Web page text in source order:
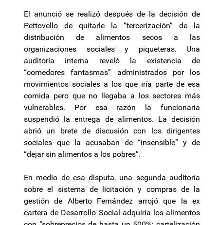
El anunció se realizó después de la decisión de
Pettovello de quitarle la “tercerización” de la
distribución de alimentos secos a las
organizaciones sociales y piqueteras. Una
auditoría interna reveló la existencia de
“comedores fantasmas” administrados por los
movimientos sociales a los que iría parte de esa
comida pero que no llegaba a los sectores más
vulnerables. Por esa razón la funcionaria
suspendió la entrega de alimentos. La decisión
abrió un brete de discusión con los dirigentes
sociales que la acusaban de “insensible” y de
“dejar sin alimentos a los pobres”.
En medio de esa disputa, una segunda auditoría
sobre el sistema de licitación y compras de la
gestión de Alberto Fernández arrojó que la ex
cartera de Desarrollo Social adquiría los alimentos